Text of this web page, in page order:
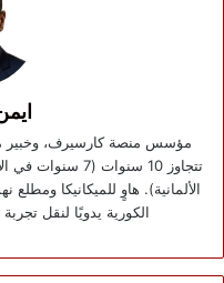
مؤسس منصة كارسيرف، وخبير
الألمانية). هاوٍ للميكانيكا
الكورية يدويًا لنقل